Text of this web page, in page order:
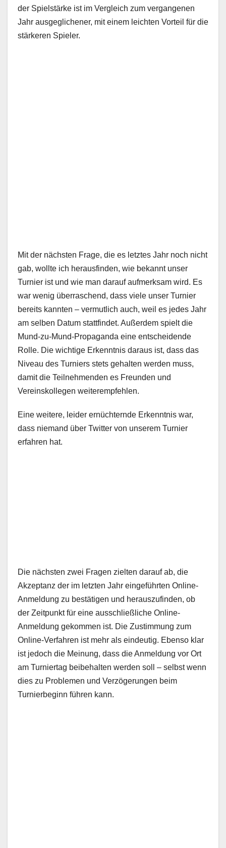
der Spielstärke ist im Vergleich zum vergangenen
Jahr ausgeglichener, mit einem leichten Vorteil für die
stärkeren Spieler.
Mit der nächsten Frage, die es letztes Jahr noch nicht
gab, wollte ich herausfinden, wie bekannt unser
Turnier ist und wie man darauf aufmerksam wird. Es
war wenig überraschend, dass viele unser Turnier
bereits kannten – vermutlich auch, weil es jedes Jahr
am selben Datum stattfindet. Außerdem spielt die
Mund-zu-Mund-Propaganda eine entscheidende
Rolle. Die wichtige Erkenntnis daraus ist, dass das
Niveau des Turniers stets gehalten werden muss,
damit die Teilnehmenden es Freunden und
Vereinskollegen weiterempfehlen.
Eine weitere, leider ernüchternde Erkenntnis war,
dass niemand über Twitter von unserem Turnier
erfahren hat.
Die nächsten zwei Fragen zielten darauf ab, die
Akzeptanz der im letzten Jahr eingeführten Online-
Anmeldung zu bestätigen und herauszufinden, ob
der Zeitpunkt für eine ausschließliche Online-
Anmeldung gekommen ist. Die Zustimmung zum
Online-Verfahren ist mehr als eindeutig. Ebenso klar
ist jedoch die Meinung, dass die Anmeldung vor Ort
am Turniertag beibehalten werden soll – selbst wenn
dies zu Problemen und Verzögerungen beim
Turnierbeginn führen kann.